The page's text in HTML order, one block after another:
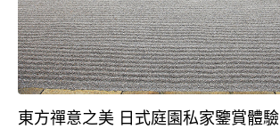
東方禪意之美 日式庭園私家鑒賞體驗